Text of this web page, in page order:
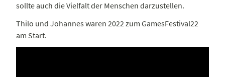
sollte auch die Vielfalt der Menschen darzustellen.
Thilo und Johannes waren 2022 zum GamesFestival22
am Start.